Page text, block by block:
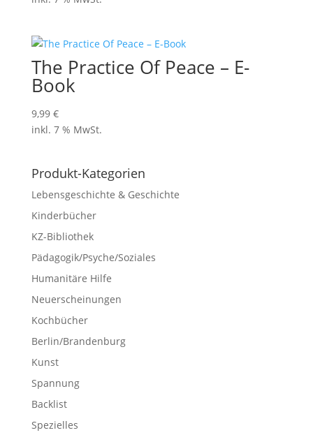
The Practice Of Peace – E-
Book
9,99 €
inkl. 7 % MwSt.
Produkt-Kategorien
Lebensgeschichte & Geschichte
Kinderbücher
KZ-Bibliothek
Pädagogik/Psyche/Soziales
Humanitäre Hilfe
Neuerscheinungen
Kochbücher
Berlin/Brandenburg
Kunst
Spannung
Backlist
Spezielles